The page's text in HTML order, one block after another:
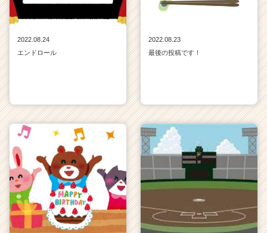
2022.08.24
エンドロール
2022.08.23
最後の投稿です！